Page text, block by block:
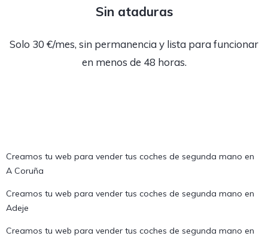
Sin ataduras
Solo 30 €/mes, sin permanencia y lista para funcionar
en menos de 48 horas.
Creamos tu web para vender tus coches de segunda mano en
A Coruña
Creamos tu web para vender tus coches de segunda mano en
Adeje
Creamos tu web para vender tus coches de segunda mano en